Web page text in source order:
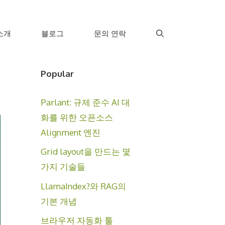
개 블로그 문의 연락
Popular
Parlant: 규제 준수 AI 대
화를 위한 오픈소스
Alignment 엔진
Grid layout을 만드는 몇
가지 기술들
LlamaIndex?와 RAG의
기본 개념
브라우저 자동화 툴